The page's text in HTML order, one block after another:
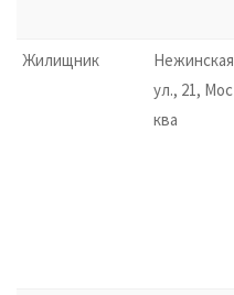
Жилищник
Нежинская
ул., 21, Мос
ква